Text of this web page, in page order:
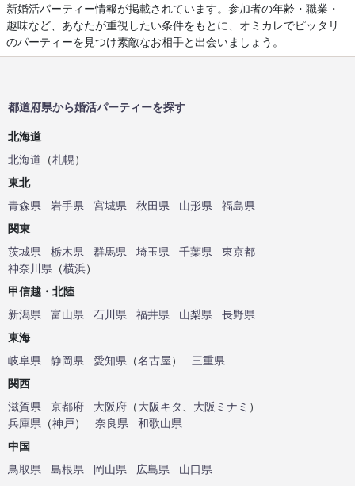
新婚活パーティー情報が掲載されています。参加者の年齢・職業・
趣味など、あなたが重視したい条件をもとに、オミカレでピッタリ
のパーティーを見つけ素敵なお相手と出会いましょう。
都道府県から婚活パーティーを探す
北海道
北海道 （札幌）
東北
青森県
岩手県 宮城県 秋田県 山形県
福島県
関東
茨城県
栃木県 群馬県 埼玉県 千葉県
東京都
神奈川県 （横浜）
甲信越・北陸
新潟県
富山県 石川県 福井県 山梨県
長野県
東海
岐阜県
静岡県 愛知県 （名古屋）
三重県
関西
滋賀県
京都府 大阪府 （大阪キタ 大阪ミナミ ）
兵庫県 （神戸） 奈良県
和歌山県
中国
鳥取県
島根県 岡山県 広島県
山口県